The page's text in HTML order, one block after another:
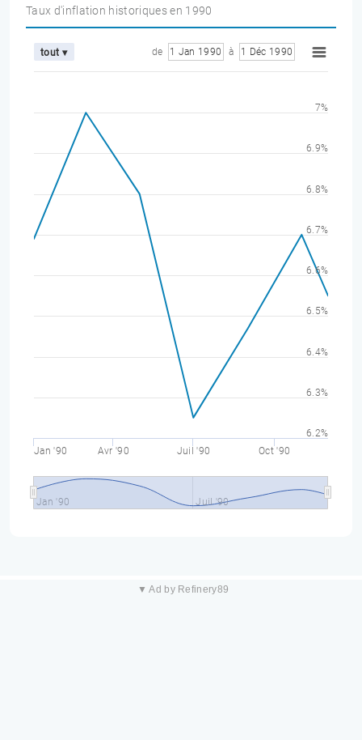
Taux d'inflation historiques en 1990
tout ▾ de 1 Jan 1990 à 1 Déc 1990
Jan '90 Avr '90 Juil '90 Oct '90
Jan '90 Juil '90
6.2%
6.3%
6.4%
6.5%
6.6%
6.7%
6.8%
6.9%
7%
▼ Ad by Refinery89